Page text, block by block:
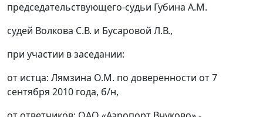
председательствующего-судьи Губина А.М.
судей Волкова С.В. и Бусаровой Л.В.,
при участии в заседании:
от истца: Лямзина О.М. по доверенности от 7
сентября 2010 года, б/н,